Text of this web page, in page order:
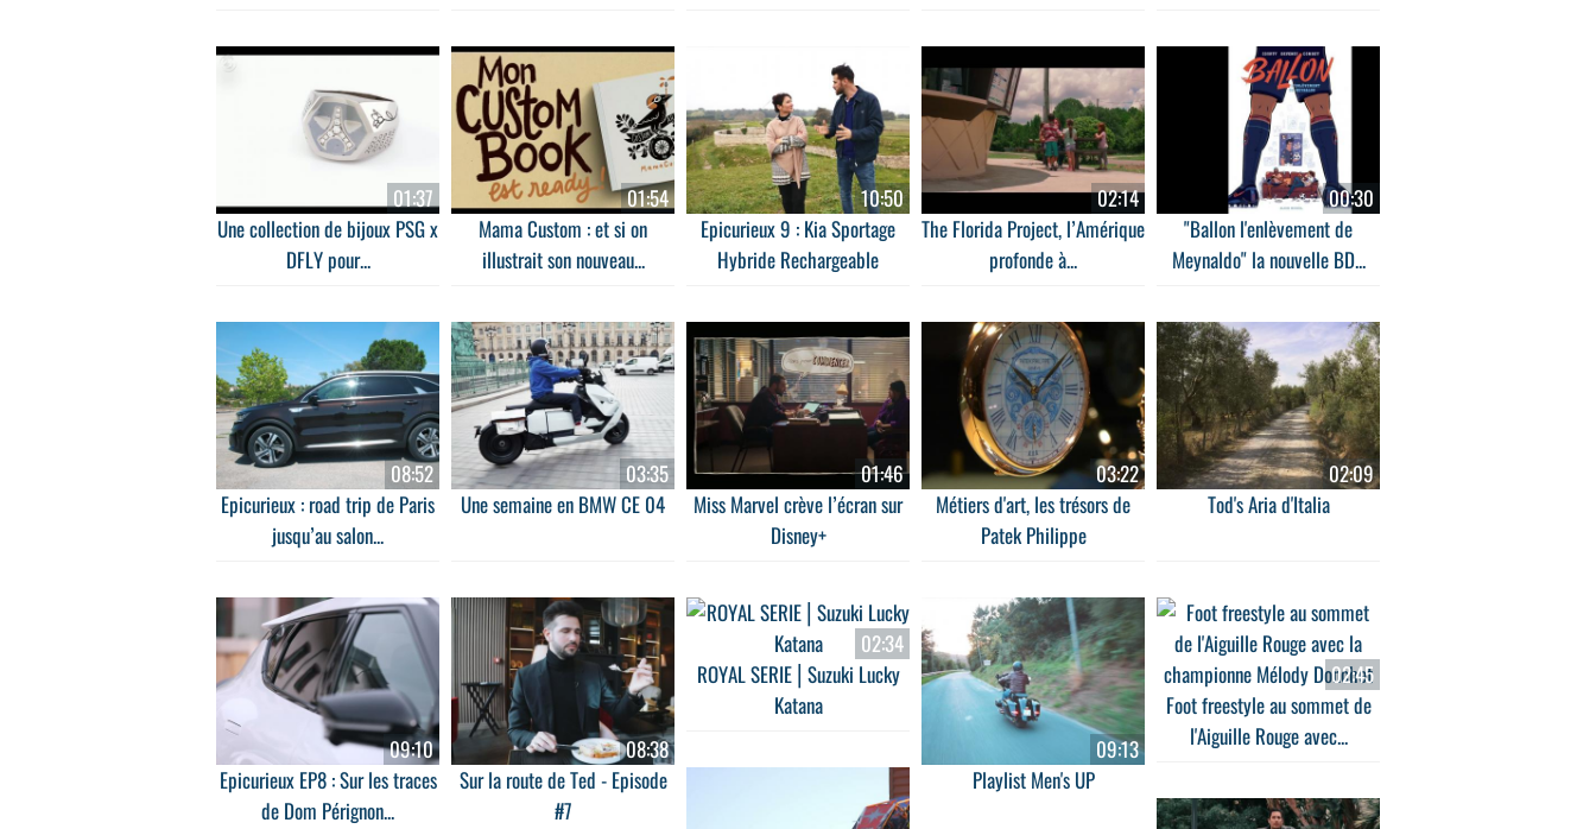
01:37
Une collection de bijoux PSG x
DFLY pour...
01:54
Mama Custom : et si on
illustrait son nouveau...
10:50
Epicurieux 9 : Kia Sportage
Hybride Rechargeable
02:14
The Florida Project, l’Amérique
profonde à...
00:30
"Ballon l'enlèvement de
Meynaldo" la nouvelle BD...
08:52
Epicurieux : road trip de Paris
jusqu’au salon...
03:35
Une semaine en BMW CE 04
01:46
Miss Marvel crève l’écran sur
Disney+
03:22
Métiers d'art, les trésors de
Patek Philippe
02:09
Tod's Aria d'Italia
09:10
Epicurieux EP8 : Sur les traces
de Dom Pérignon...
08:38
Sur la route de Ted - Episode
#7
02:34
ROYAL SERIE ⎜Suzuki Lucky
Katana
09:13
Playlist Men's UP
02:45
Foot freestyle au sommet de
l'Aiguille Rouge avec...